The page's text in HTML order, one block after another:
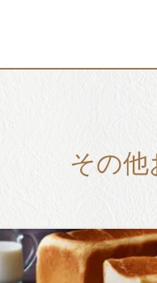
その他